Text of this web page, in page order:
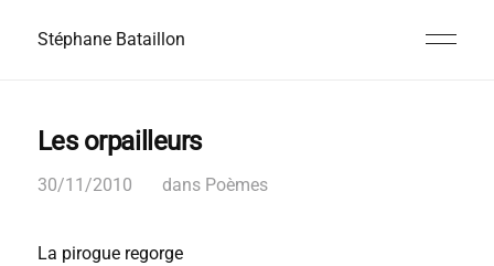
Stéphane Bataillon
Les orpailleurs
30/11/2010 dans Poèmes
La pirogue regorge